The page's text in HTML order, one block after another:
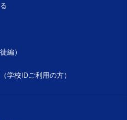
編）
学校IDご利用の方）